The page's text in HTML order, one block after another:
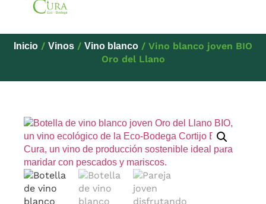
Inicio / Vinos / Vino blanco / Vino blanco joven BIO
Oro del Llano